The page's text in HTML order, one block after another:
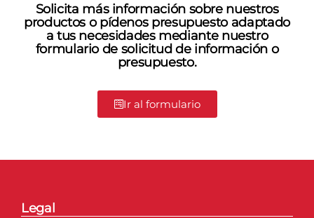
Solicita más información sobre nuestros
productos o pídenos presupuesto adaptado
a tus necesidades mediante nuestro
formulario de solicitud de información o
presupuesto.
Ir al formulario
Legal